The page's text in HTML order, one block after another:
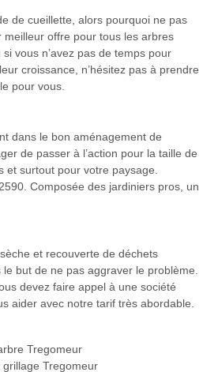
de cueillette, alors pourquoi ne pas
offre pour tous les arbres
vous n’avez pas de temps pour
croissance, n’hésitez pas à prendre
pour vous.
dans le bon aménagement de
de passer à l’action pour la taille de
et surtout pour votre paysage.
Composée des jardiniers pros, un
et recouverte de déchets
le but de ne pas aggraver le problème.
devez faire appel à une société
aider avec notre tarif très abordable.
Tregomeur
grillage Tregomeur